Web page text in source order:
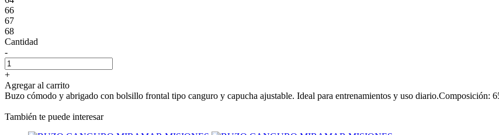
66
67
68
Cantidad
-
+
Agregar al carrito
Buzo cómodo y abrigado con bolsillo frontal tipo canguro y capucha ajustable. Ideal para entrenamientos y uso diario.Composición:
También te puede interesar